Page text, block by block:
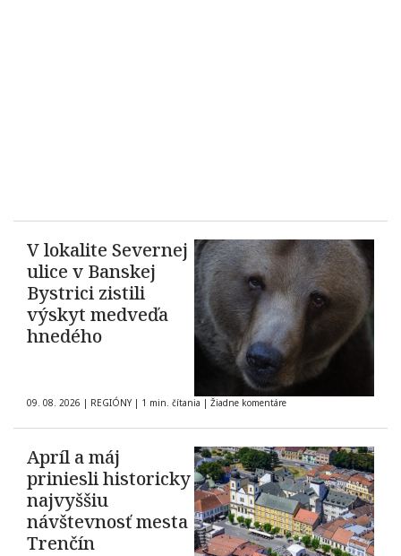
V lokalite Severnej
ulice v Banskej
Bystrici zistili
výskyt medveďa
hnedého
09. 08. 2026 | REGIÓNY | 1 min. čítania | Žiadne komentáre
Apríl a máj
priniesli historicky
najvyššiu
návštevnosť mesta
Trenčín